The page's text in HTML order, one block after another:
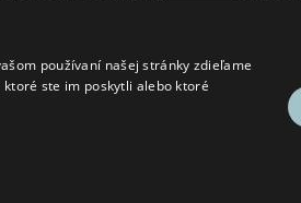
používaní našej stránky zdieľame
ste im poskytli alebo ktoré